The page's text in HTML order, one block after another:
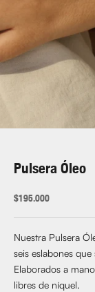
Pulsera Óleo
Precio de oferta
$195.000
Nuestra Pulsera
seis eslabones
Elaborados a
libres de níquel.